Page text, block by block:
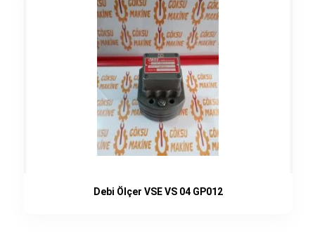
Debi Ölçer VSE VS 04 GP012